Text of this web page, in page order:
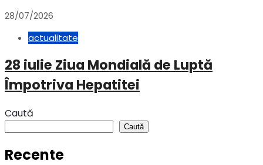
28/07/2026
actualitate
28 iulie Ziua Mondială de Luptă
Împotriva Hepatitei
Caută
Caută
Recente